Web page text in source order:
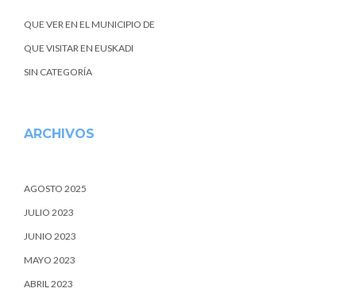
QUE VER EN EL MUNICIPIO DE
QUE VISITAR EN EUSKADI
SIN CATEGORÍA
ARCHIVOS
AGOSTO 2025
JULIO 2023
JUNIO 2023
MAYO 2023
ABRIL 2023